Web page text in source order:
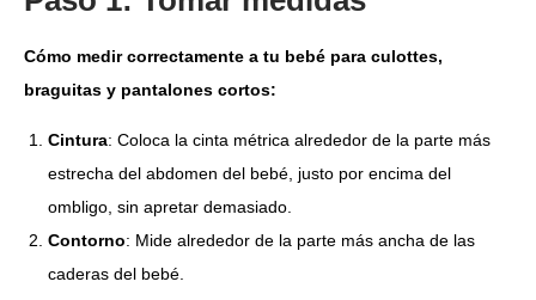
Cómo medir correctamente a tu bebé para culottes,
braguitas y pantalones cortos:
Cintura: Coloca la cinta métrica alrededor de la parte más
estrecha del abdomen del bebé, justo por encima del
ombligo, sin apretar demasiado.
Contorno: Mide alrededor de la parte más ancha de las
caderas del bebé.